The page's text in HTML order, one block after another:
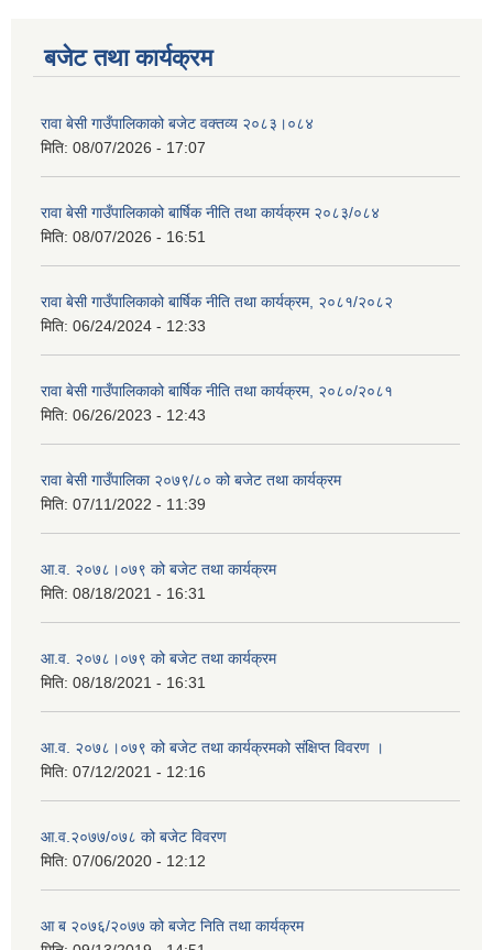
बजेट तथा कार्यक्रम
रावा बेसी गाउँपालिकाको बजेट वक्तव्य २०८३।०८४
मिति: 08/07/2026 - 17:07
रावा बेसी गाउँपालिकाको बार्षिक नीति तथा कार्यक्रम २०८३/०८४
मिति: 08/07/2026 - 16:51
रावा बेसी गाउँपालिकाको बार्षिक नीति तथा कार्यक्रम, २०८१/२०८२
मिति: 06/24/2024 - 12:33
रावा बेसी गाउँपालिकाको बार्षिक नीति तथा कार्यक्रम, २०८०/२०८१
मिति: 06/26/2023 - 12:43
रावा बेसी गाउँपालिका २०७९/८० को बजेट तथा कार्यक्रम
मिति: 07/11/2022 - 11:39
आ.व. २०७८।०७९ को बजेट तथा कार्यक्रम
मिति: 08/18/2021 - 16:31
आ.व. २०७८।०७९ को बजेट तथा कार्यक्रम
मिति: 08/18/2021 - 16:31
आ.व. २०७८।०७९ को बजेट तथा कार्यक्रमको संक्षिप्त विवरण ।
मिति: 07/12/2021 - 12:16
आ.व.२०७७/०७८ को बजेट विवरण
मिति: 07/06/2020 - 12:12
आ ब २०७६/२०७७ को बजेट निति तथा कार्यक्रम